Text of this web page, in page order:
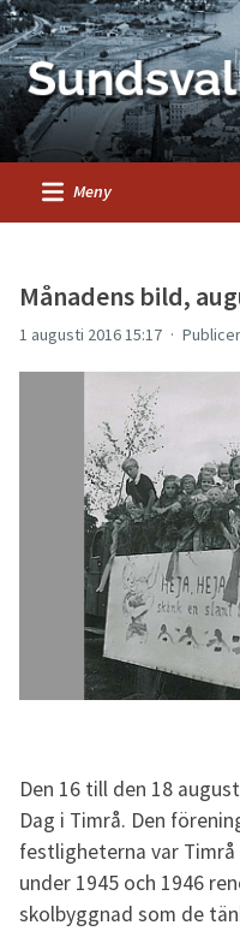
Meny
Månadens bild,
1 augusti 2016 15:17
Den 16 till den 18
Dag i Timrå. Den
festligheterna var
under 1945 och 1946
skolbyggnad som de